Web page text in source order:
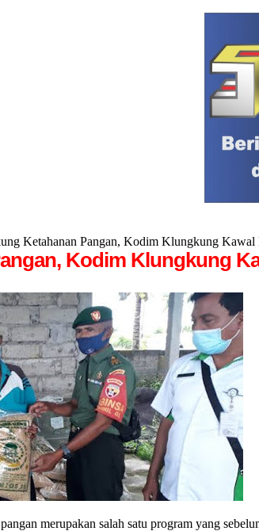
Ketahanan Pangan, Kodim Klungkung Kawal
Kodim Klungkung
merupakan salah satu program yang